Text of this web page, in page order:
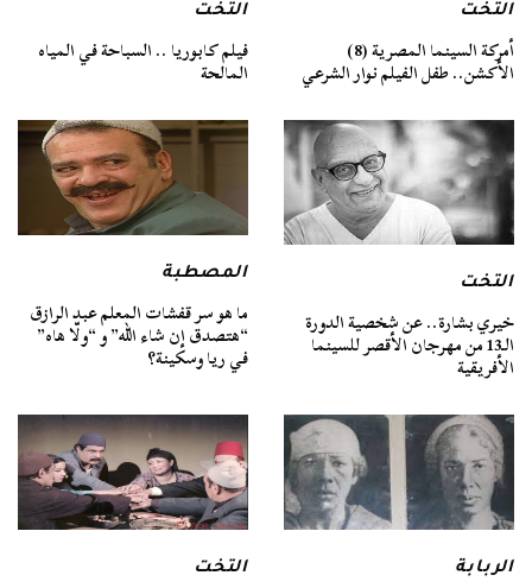
التخت
أمركة السينما المصرية (8)
الأكشن.. طفل الفيلم نوار الشرعي
التخت
فيلم كابوريا .. السباحة في المياه
المالحة
التخت
خيري بشارة.. عن شخصية الدورة
الـ13 من مهرجان الأقصر للسينما
الأفريقية
المصطبة
ما هو سر قفشات المعلم عبد الرازق
“هتصدق إن شاء الله” و “ولّا هاه”
في ريا وسكينة؟
الربابة التخت